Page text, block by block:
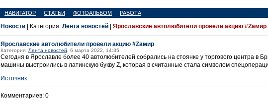
НАВИГАТОР СТАТЬИ ФОТОАЛЬБОМ РАБОТА
Новости | Категория: Лента новостей Ярославские автолюбители провели акцию #Zaмир
Ярославские автолюбители провели акцию #Zaмир
Категория: Лента новостей , 6 марта 2022, 14:35
Сегодня в Ярославле более 40 автолюбителей собрались на стоянке у торгового центра в
машины выстроились в латинскую букву Z, которая в считанные стала символом
Источник
Комментариев: 0